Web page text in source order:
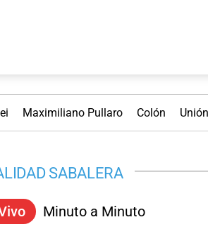
Maximiliano Pullaro Colón Unión
SABALERA
Minuto a Minuto